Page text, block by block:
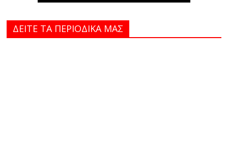
ΔΕΙΤΕ ΤΑ ΠΕΡΙΟΔΙΚΑ MAΣ